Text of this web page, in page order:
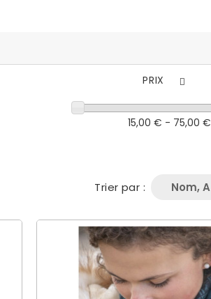
PRIX
15,00 € - 75,00 €
Trier par :